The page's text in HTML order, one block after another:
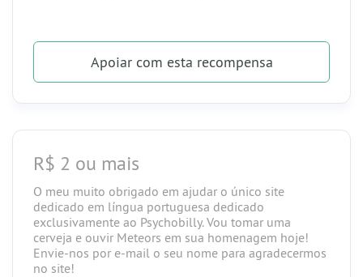
Apoiarcom esta recompensa
R$ 2 ou mais
O meu muito obrigado em ajudar o único site
dedicado em língua portuguesa dedicado
exclusivamente ao Psychobilly. Vou tomar uma
cerveja e ouvir Meteors em sua homenagem hoje!
Envie-nos por e-mail o seu nome para agradecermos
no site!